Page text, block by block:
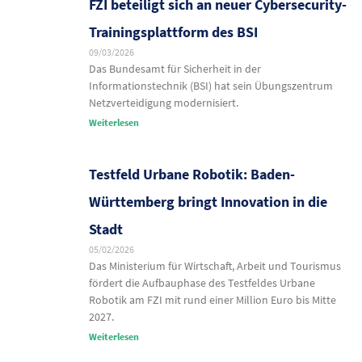
FZI beteiligt sich an neuer Cybersecurity-
Trainingsplattform des BSI
09/03/2026
Das Bundesamt für Sicherheit in der
Informationstechnik (BSI) hat sein Übungszentrum
Netzverteidigung modernisiert.
Weiterlesen
Testfeld Urbane Robotik: Baden-
Württemberg bringt Innovation in die
Stadt
05/02/2026
Das Ministerium für Wirtschaft, Arbeit und Tourismus
fördert die Aufbauphase des Testfeldes Urbane
Robotik am FZI mit rund einer Million Euro bis Mitte
2027.
Weiterlesen